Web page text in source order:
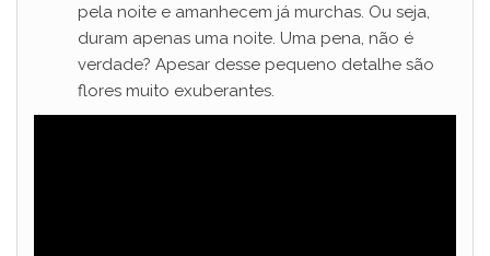
pela noite e amanhecem já murchas. Ou seja,
duram apenas uma noite. Uma pena, não é
verdade? Apesar desse pequeno detalhe são
flores muito exuberantes.